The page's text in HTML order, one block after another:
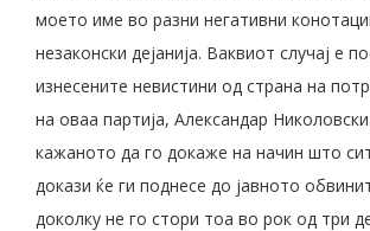
моето име во разни негативни
незаконски дејанија. Ваквиот случај е
изнесените невистини од страна на
на оваа партија, Александар
кажаното да го докаже на начин што
докази ќе ги поднесе до јавното
доколку не го стори тоа во рок од три